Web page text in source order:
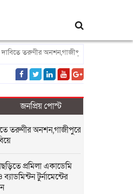
তরুণীর অনশন,গাজীপুরে একই গার্মেন্টসে
জনপ্রিয় পোস্ট
তরুণীর অনশন,গাজীপুরে
প্রমিলা একাডেমি
টুর্নামেন্টের